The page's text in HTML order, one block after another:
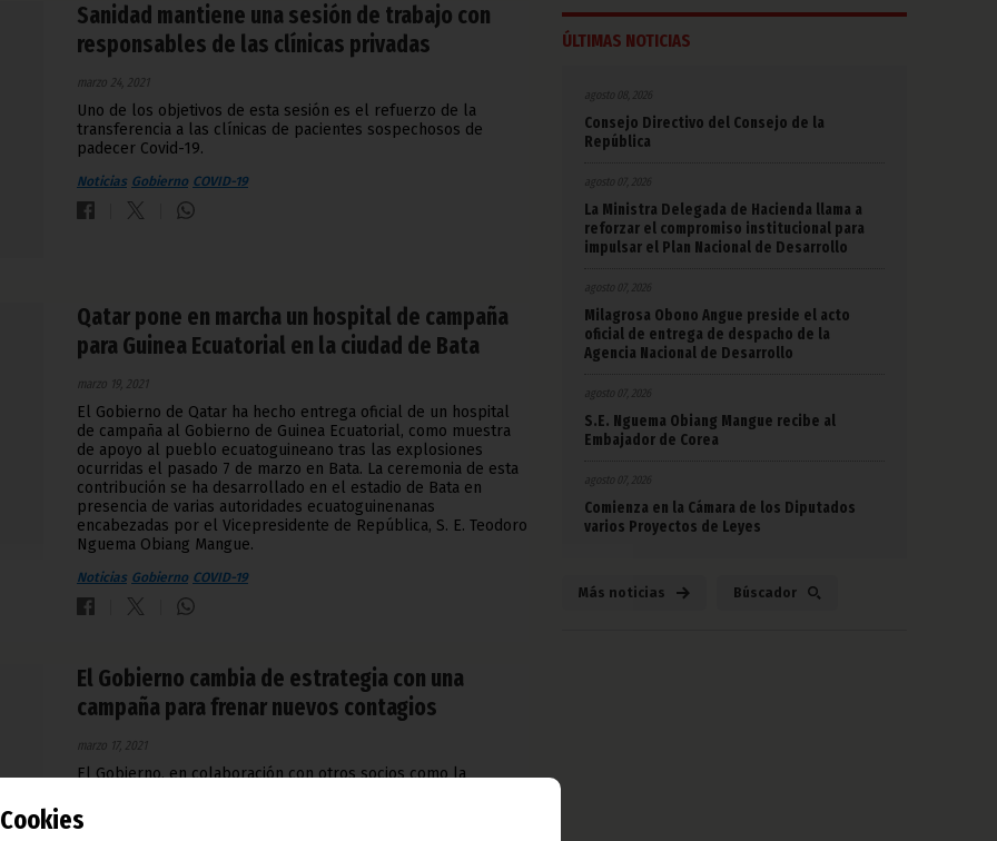
Cookies
Sanidad mantiene una sesión de trabajo con
responsables de las clínicas privadas
marzo 24, 2021
Uno de los objetivos de esta sesión es el refuerzo de la
transferencia a las clínicas de pacientes sospechosos de
padecer Covid-19.
Noticias Gobierno COVID-19
Qatar pone en marcha un hospital de campaña
para Guinea Ecuatorial en la ciudad de Bata
marzo 19, 2021
El Gobierno de Qatar ha hecho entrega oficial de un hospital
de campaña al Gobierno de Guinea Ecuatorial, como muestra
de apoyo al pueblo ecuatoguineano tras las explosiones
ocurridas el pasado 7 de marzo en Bata. La ceremonia de esta
contribución se ha desarrollado en el estadio de Bata en
presencia de varias autoridades ecuatoguinenanas
encabezadas por el Vicepresidente de República, S. E. Teodoro
Nguema Obiang Mangue.
Noticias Gobierno COVID-19
El Gobierno cambia de estrategia con una
campaña para frenar nuevos contagios
marzo 17, 2021
El Gobierno, en colaboración con otros socios como la
ellas ONUSIDA, está apoyando esta compaña de diez días que
ha comenzado en la isla de Bioko.
ÚLTIMAS NOTICIAS
agosto 08, 2026
Consejo Directivo del Consejo de la
República
agosto 07, 2026
La Ministra Delegada de Hacienda llama a
reforzar el compromiso institucional para
impulsar el Plan Nacional de Desarrollo
agosto 07, 2026
Milagrosa Obono Angue preside el acto
oficial de entrega de despacho de la
Agencia Nacional de Desarrollo
agosto 07, 2026
S.E. Nguema Obiang Mangue recibe al
Embajador de Corea
agosto 07, 2026
Comienza en la Cámara de los Diputados
varios Proyectos de Leyes
Más noticias Búscador